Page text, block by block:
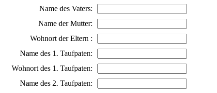
Name des Vaters:
Name der Mutter:
Wohnort der Eltern :
Name des 1. Taufpaten:
Wohnort des 1. Taufpaten:
Name des 2. Taufpaten: